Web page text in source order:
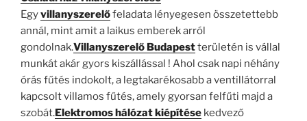
Egyvillanyszerelőfeladata lényegesen összetettebb
annál, mint amit a laikus emberek arról
gondolnak.Villanyszerelő Budapestterületén is vállal
munkát akár gyors kiszállással ! Ahol csak napi néhány
órás fűtés indokolt, a legtakarékosabb a ventillátorral
kapcsolt villamos fűtés, amely gyorsan felfűti majd a
szobát.Elektromos hálózat kiépítése kedvező